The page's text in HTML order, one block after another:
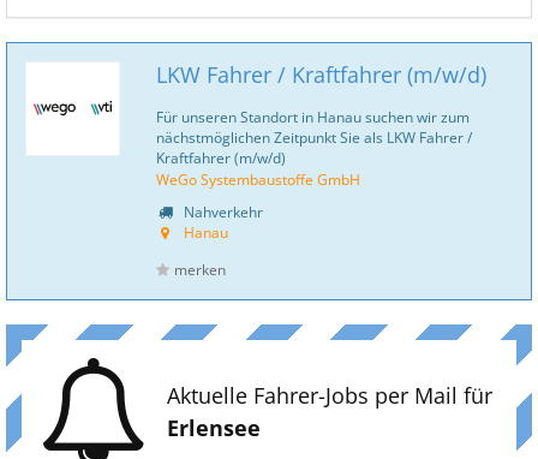
LKW Fahrer / Kraftfahrer (m/w/d)
Für unseren Standort in Hanau suchen wir zum
nächstmöglichen Zeitpunkt Sie als LKW Fahrer /
Kraftfahrer (m/w/d)
WeGo Systembaustoffe GmbH
Nahverkehr
Hanau
merken
Aktuelle Fahrer-Jobs per Mail für
Erlensee